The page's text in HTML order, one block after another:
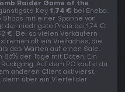
Raider Game of the
Key 1,74 € bei Eneba.
mit einer Spanne von
der niedrigste Preis bei 1,74 €,
€. Bei so vielen Verkäufern
oft ein Vielfaches, die
das Warten auf einen Sale.
der Tage mit Daten. Ein
Auf dem PC kaufst du
anderen Client aktivierst,
denn über ein Viertel der